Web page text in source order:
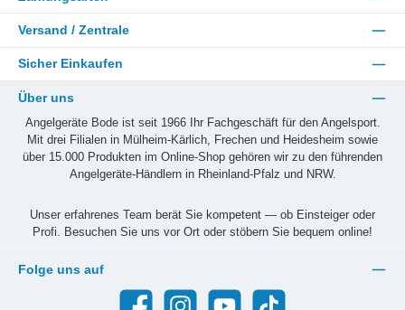
Versand / Zentrale
Sicher Einkaufen
Über uns
Angelgeräte Bode ist seit 1966 Ihr Fachgeschäft für den Angelsport.
Mit drei Filialen in Mülheim-Kärlich, Frechen und Heidesheim sowie
über 15.000 Produkten im Online-Shop gehören wir zu den führenden
Angelgeräte-Händlern in Rheinland-Pfalz und NRW.
Unser erfahrenes Team berät Sie kompetent — ob Einsteiger oder
Profi. Besuchen Sie uns vor Ort oder stöbern Sie bequem online!
Folge uns auf